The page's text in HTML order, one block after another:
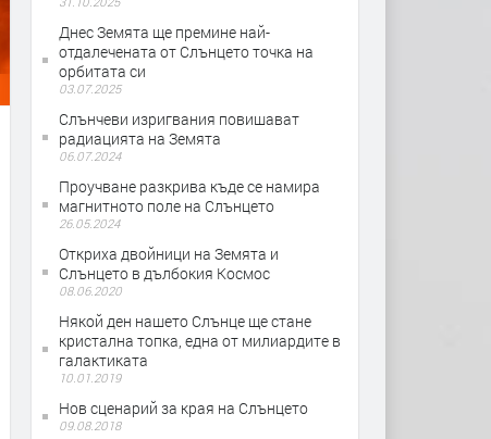
Днес Земята ще премине най-
отдалечената от Слънцето точка на
орбитата си
03.07.2025
Слънчеви изригвания повишават
радиацията на Земята
06.07.2024
Проучване разкрива къде се намира
магнитното поле на Слънцето
26.05.2024
Откриха двойници на Земята и
Слънцето в дълбокия Космос
08.06.2020
Някой ден нашето Слънце ще стане
кристална топка, една от милиардите в
галактиката
10.01.2019
Нов сценарий за края на Слънцето
09.08.2018